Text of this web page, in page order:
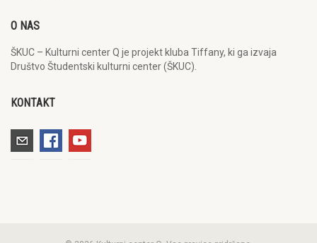
O NAS
ŠKUC – Kulturni center Q je projekt kluba Tiffany, ki ga izvaja
Društvo Študentski kulturni center (ŠKUC).
KONTAKT